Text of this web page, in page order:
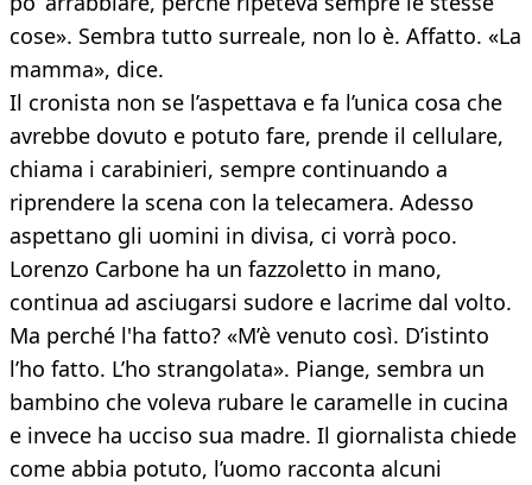
cose». Sembra tutto surreale, non lo è. Affatto. «La
mamma», dice.
Il cronista non se l’aspettava e fa l’unica cosa che
avrebbe dovuto e potuto fare, prende il cellulare,
chiama i carabinieri, sempre continuando a
riprendere la scena con la telecamera. Adesso
aspettano gli uomini in divisa, ci vorrà poco.
Lorenzo Carbone ha un fazzoletto in mano,
continua ad asciugarsi sudore e lacrime dal volto.
Ma perché l'ha fatto? «M’è venuto così. D’istinto
l’ho fatto. L’ho strangolata». Piange, sembra un
bambino che voleva rubare le caramelle in cucina
e invece ha ucciso sua madre. Il giornalista chiede
come abbia potuto, l’uomo racconta alcuni